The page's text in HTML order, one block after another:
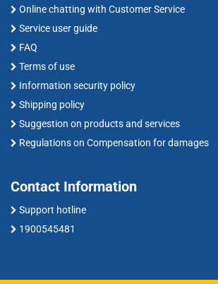
Online chatting with Customer Service
Service user guide
FAQ
Terms of use
Information security policy
Shipping policy
Suggestion on products and services
Regulations on Compensation for damages
Contact Information
Support hotline
1900545481